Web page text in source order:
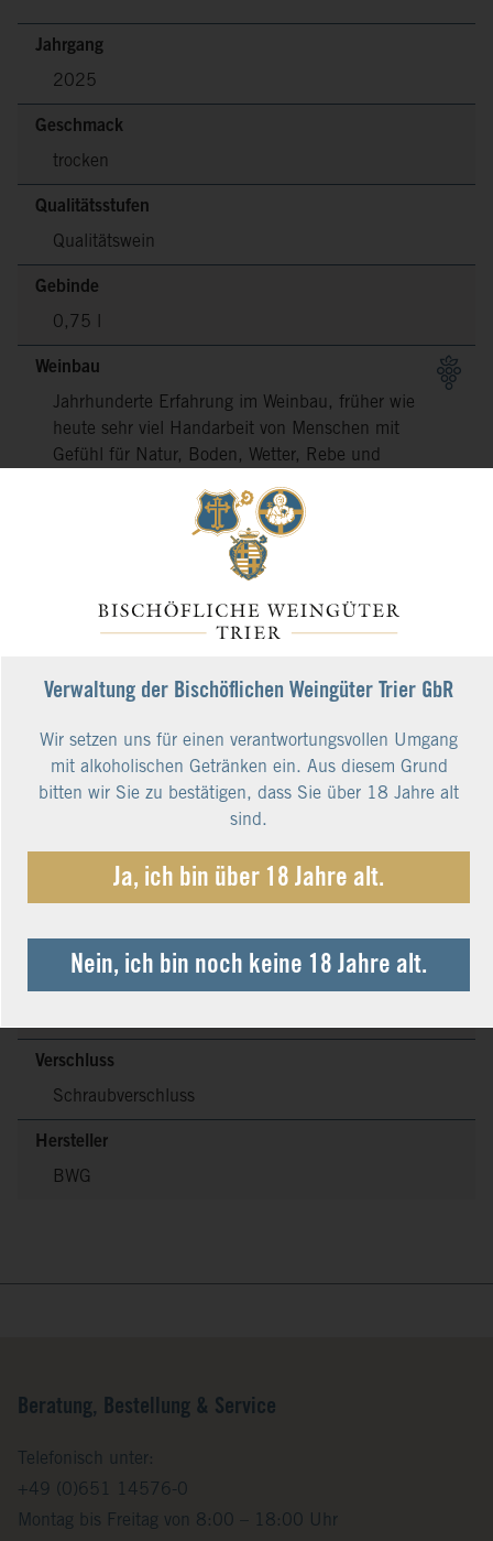
Jahrgang
2025
Geschmack
trocken
Qualitätsstufen
Qualitätswein
Gebinde
0,75 l
Weinbau
Jahrhunderte Erfahrung im Weinbau, früher wie
heute sehr viel Handarbeit von Menschen mit
Gefühl für Natur, Boden, Wetter, Rebe und
kontrollierter Gär- und Lagertemperatur, sowie
einmalige schonende Filtration vor der Abfüllung.
Analyse
Restsüße
4,3 g/l
Säure
5,5 g/l
Nährwertangaben
Serviertemperatur
gut gekühlt bei 8-10°C
Verschluss
Schraubverschluss
Hersteller
BWG
Beratung, Bestellung & Service
Telefonisch unter:
+49 (0)651 14576-0
Montag bis Freitag von 8:00 – 18:00 Uhr
Verwaltung der Bischöflichen Weingüter Trier GbR
Wir setzen uns für einen verantwortungsvollen Umgang
mit alkoholischen Getränken ein. Aus diesem Grund
bitten wir Sie zu bestätigen, dass Sie über 18 Jahre alt
sind.
Ja, ich bin über 18 Jahre alt.
Nein, ich bin noch keine 18 Jahre alt.